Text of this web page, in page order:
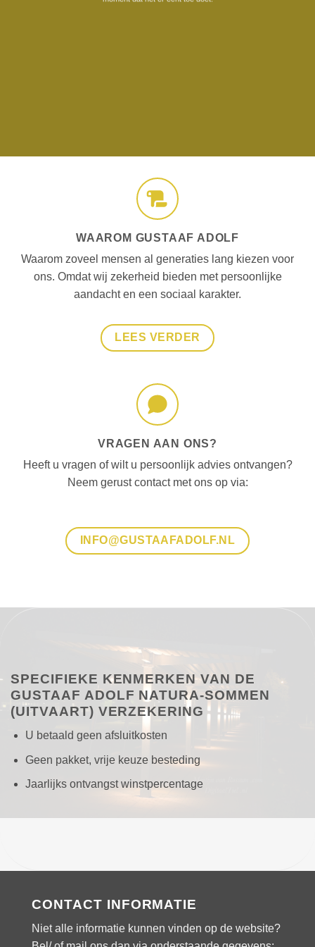
WAAROM GUSTAAF ADOLF
Waarom zoveel mensen al generaties lang kiezen voor
ons. Omdat wij zekerheid bieden met persoonlijke
aandacht en een sociaal karakter.
LEES VERDER
VRAGEN AAN ONS?
Heeft u vragen of wilt u persoonlijk advies ontvangen?
Neem gerust contact met ons op via:
INFO@GUSTAAFADOLF.NL
SPECIFIEKE KENMERKEN VAN DE
GUSTAAF ADOLF NATURA-SOMMEN
(UITVAART) VERZEKERING
U betaald geen afsluitkosten
Geen pakket, vrije keuze besteding
Jaarlijks ontvangst winstpercentage
CONTACT INFORMATIE
Niet alle informatie kunnen vinden op de website?